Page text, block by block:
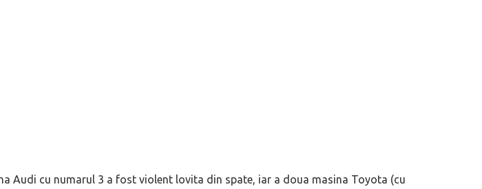
Audi cu numarul 3 a fost violent lovita din spate, iar a doua masina Toyota (cu